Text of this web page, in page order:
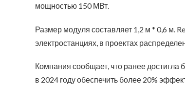
мощностью 150 МВт.
Размер модуля составляет 1,2 м * 0,6 м.
электростанциях, в проектах
Компания сообщает, что ранее
в 2024 году обеспечить более 20%